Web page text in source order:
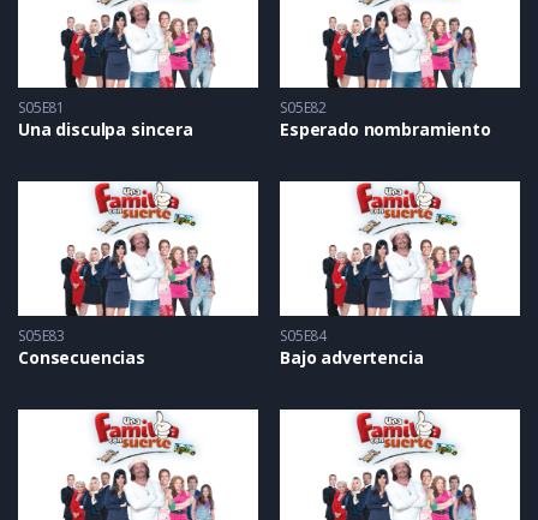
S05E81
Una disculpa sincera
S05E82
Esperado nombramiento
S05E83
Consecuencias
S05E84
Bajo advertencia